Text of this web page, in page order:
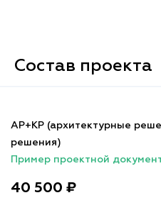
Состав проекта
АР+КР (архитектурные
решения)
Пример проектной
40 500 ₽